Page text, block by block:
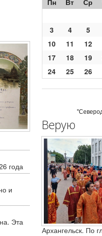
года
и
Эта
3
4 5
10
11 12
17
18 19
24
25 26
Верую
Архангельск. По